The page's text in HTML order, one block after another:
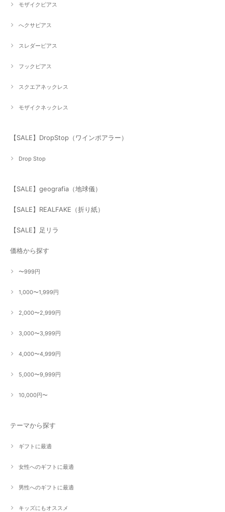
モザイクピアス
へクサピアス
スレダーピアス
フックピアス
スクエアネックレス
モザイクネックレス
【SALE】DropStop（ワインポアラー）
Drop Stop
【SALE】geografia（地球儀）
【SALE】REALFAKE（折り紙）
【SALE】足リラ
価格から探す
〜999円
1,000〜1,999円
2,000〜2,999円
3,000〜3,999円
4,000〜4,999円
5,000〜9,999円
10,000円〜
テーマから探す
ギフトに最適
女性へのギフトに最適
男性へのギフトに最適
キッズにもオススメ